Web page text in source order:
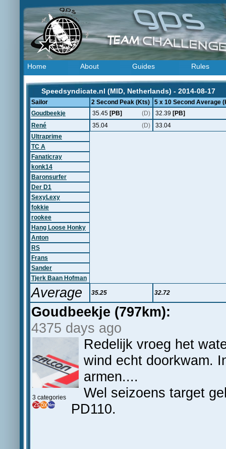
Home About Guides Rules
Speedsyndicate.nl (MID, Netherlands) - 2014-08-17
Sailor 2 Second Peak (Kts)
5 x 10 Second Average
Goudbeekje
35.45 [PB] (D) 32.39 [PB]
René
35.04 (D)
33.04
Ultraprime
TC A
Fanaticray
konk14
Baronsurfer
Der D1
SexyLexy
fokkie
rookee
Hang Loose Honky
Anton
RS
Frans
Sander
Tjerk Baan Hofman
Average 35.25 32.72
Goudbeekje (797km):
4375 days ago
3 categories
Redelijk vroeg het
wind echt doorkwam.
armen....
Wel seizoens target
PD110.